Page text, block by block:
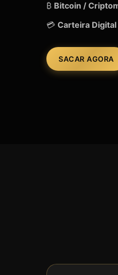
₿ Bitcoin /
💳 Carteira Digital
SACAR AGORA